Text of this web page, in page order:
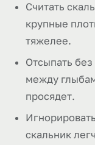
Считать
крупные
тяжелее.
Отсыпать
между
просядет.
скальник